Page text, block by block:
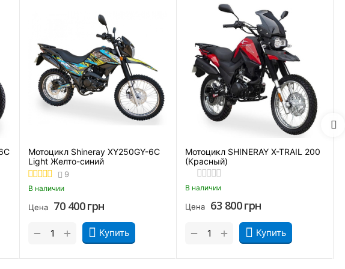
Мотоцикл Shineray XY250GY-6C
Light Желто-синий
9
В наличии
Цена 70 400грн
Купить
+
−
Мотоцикл SHINERAY X-TRAIL 200
(Красный)
В наличии
Цена 63 800грн
Купить
+
−